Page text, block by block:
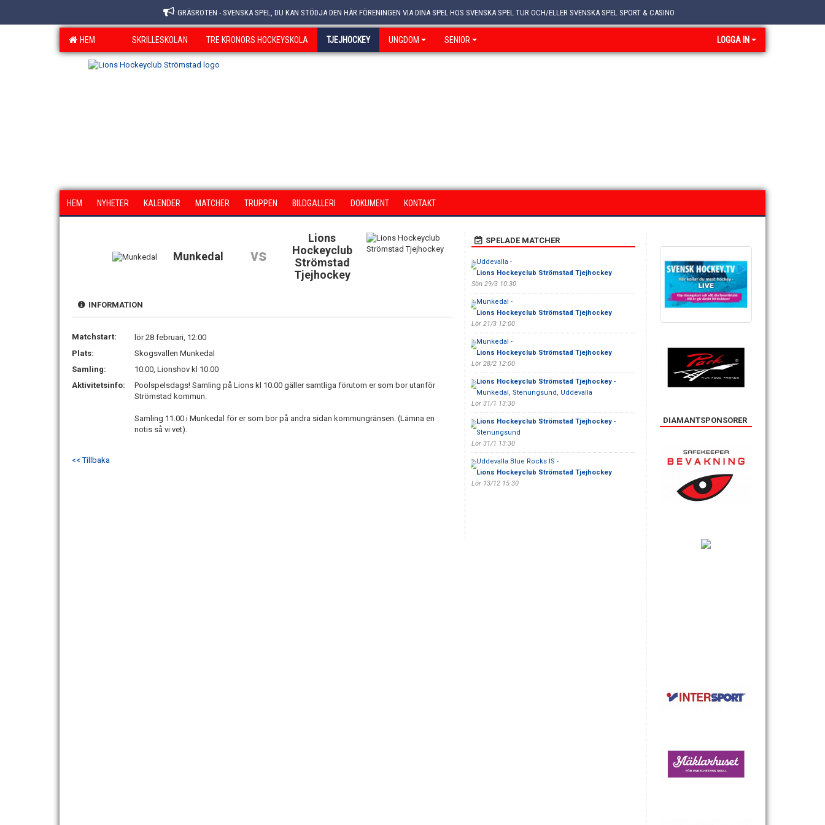
GRÄSROTEN - SVENSKA SPEL, DU KAN STÖDJA DEN HÄR FÖRENINGEN VIA DINA SPEL HOS SVENSKA SPEL TUR OCH/ELLER SVENSKA SPEL SPORT & CASINO
HEM SKRILLESKOLAN TRE KRONORS HOCKEYSKOLA TJEJHOCKEY UNGDOM SENIOR LOGGA IN
HEM NYHETER KALENDER MATCHER TRUPPEN BILDGALLERI DOKUMENT KONTAKT
Munkedal vs
Lions
Hockeyclub
Strömstad
Tjejhockey
INFORMATION
Matchstart:
lör 28 februari, 12:00
Plats:
Skogsvallen Munkedal
Samling:
10:00, Lionshov kl 10.00
Aktivitetsinfo:
Poolspelsdags! Samling på Lions kl 10.00 gäller samtliga förutom er som bor utanför
Strömstad kommun.
Samling 11.00 i Munkedal för er som bor på andra sidan kommungränsen. (Lämna en
notis så vi vet).
<< Tillbaka
SPELADE MATCHER
Uddevalla -
Lions Hockeyclub Strömstad Tjejhockey
Sön 29/3 10:30
Munkedal -
Lions Hockeyclub Strömstad Tjejhockey
Lör 21/3 12:00
Munkedal -
Lions Hockeyclub Strömstad Tjejhockey
Lör 28/2 12:00
Lions Hockeyclub Strömstad Tjejhockey-
Munkedal, Stenungsund, Uddevalla
Lör 31/1 13:30
Lions Hockeyclub Strömstad Tjejhockey-
Stenungsund
Lör 31/1 13:30
Uddevalla Blue Rocks IS -
Lions Hockeyclub Strömstad Tjejhockey
Lör 13/12 15:30
DIAMANTSPONSORER